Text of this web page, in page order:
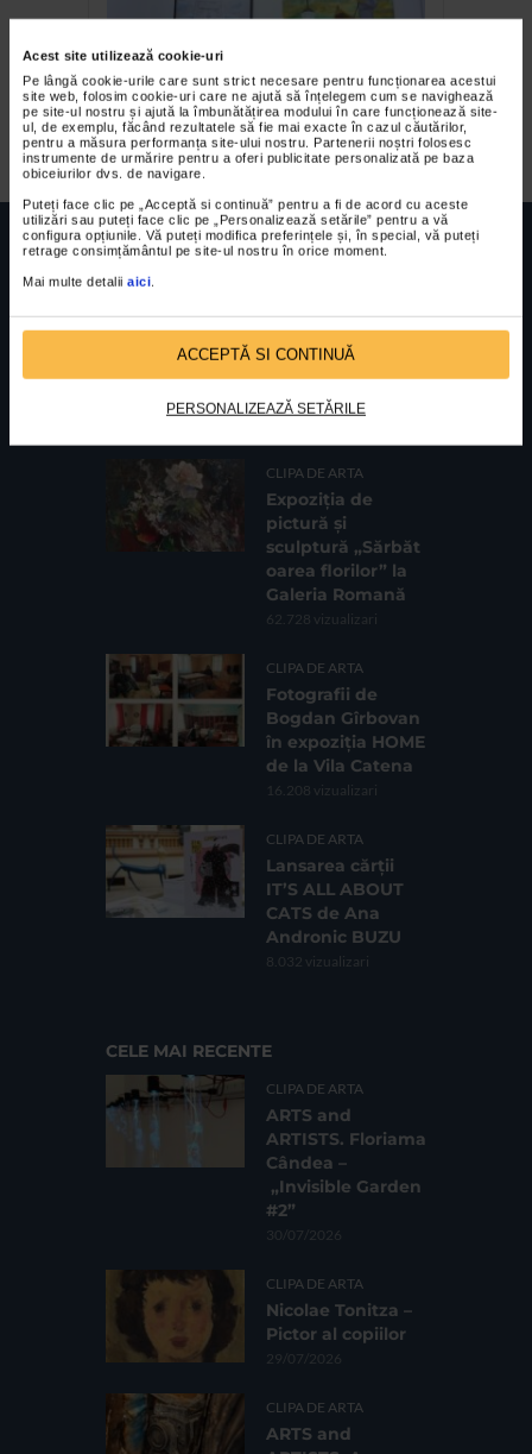
Acest site utilizează cookie-uri
Pe lângă cookie-urile care sunt strict necesare pentru funcționarea acestui
site web, folosim cookie-uri care ne ajută să înțelegem cum se navighează
pe site-ul nostru și ajută la îmbunătățirea modului în care funcționează site-
ul, de exemplu, făcând rezultatele să fie mai exacte în cazul căutărilor,
pentru a măsura performanța site-ului nostru. Partenerii noștri folosesc
instrumente de urmărire pentru a oferi publicitate personalizată pe baza
obiceiurilor dvs. de navigare.
Puteți face clic pe „Acceptă si continuă” pentru a fi de acord cu aceste
utilizări sau puteți face clic pe „Personalizează setările” pentru a vă
configura opțiunile. Vă puteți modifica preferințele și, în special, vă puteți
retrage consimțământul pe site-ul nostru în orice moment.
Mai multe detalii aici
ACCEPTĂ SI CONTINUĂ
PERSONALIZEAZĂ SETĂRILE
Utopie – expozitie de
grafica, pictura si sculptura
Sediu social: Str. Delfinului, Nr. 6, parter Bl. 42,
Sc. 4, Ap. 197, Sector 2
CLIPA DE ARTA
Expoziția de
pictură și
sculptură „Sărbăt
oarea florilor” la
Galeria Romană
62.728 vizualizari
CLIPA DE ARTA
Fotografii de
Bogdan Gîrbovan
în expoziția HOME
de la Vila Catena
16.208 vizualizari
CLIPA DE ARTA
Lansarea cărții
IT’S ALL ABOUT
CATS de Ana
Andronic BUZU
8.032 vizualizari
CELE MAI RECENTE
CLIPA DE ARTA
ARTS and
ARTISTS. Floriama
Cândea –
„Invisible Garden
#2”
30/07/2026
CLIPA DE ARTA
Nicolae Tonitza –
Pictor al copiilor
29/07/2026
CLIPA DE ARTA
ARTS and